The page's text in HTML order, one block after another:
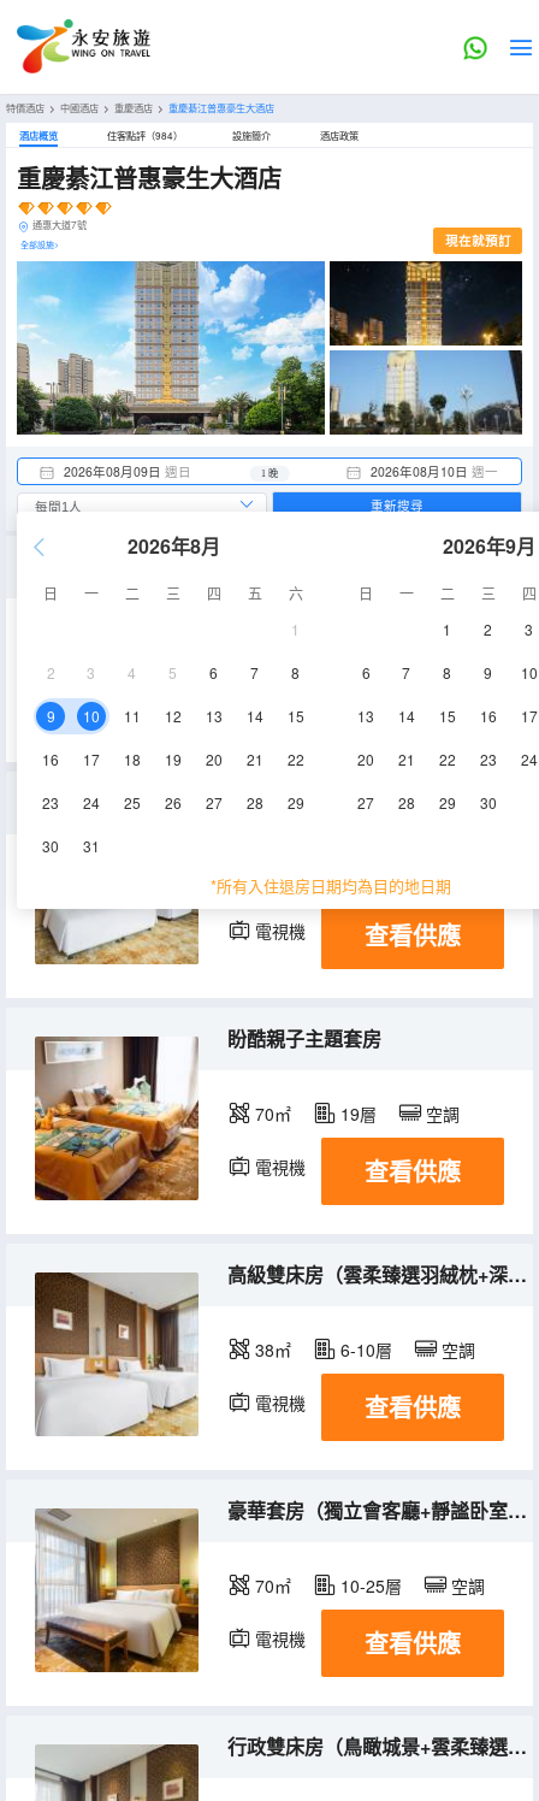
特價酒店 > 中國酒店 > 重慶酒店 > 重慶綦江普惠豪生大酒店
酒店概览 住客點評（984） 設施簡介 酒店政策
重慶綦江普惠豪生大酒店
通惠大道7號
全部設施> 現在就預訂
2026年08月09日 週日 2026年08月10日 週一
1 晚
2026年8月
日 一 二 三 四 五
六
1
2 3 4 5 6 7 8
9 10 11 12 13 14 15
16 17 18 19 20 21 22
23 24 25 26 27 28 29
30 31
2026年9月
日 一 二 三
四
1
2 3
6 7 8 9 10
13 14 15 16 17
20 21 22 23 24
27 28 29 30
*所有入住退房日期均為目的地日期
重新搜尋
空調
50㎡ 6-9層 空調
電視機 冰箱
查看供應
盼酷親子主題套房
70㎡ 19層 空調
電視機 冰箱
查看供應
高級雙床房（雲柔臻選羽絨枕+深泡浴缸+深睡舒適床墊）
38㎡ 6-10層 空調
電視機 冰箱
查看供應
豪華套房（獨立會客廳+靜謐卧室雙分區+深泡浴缸
70㎡ 10-25層 空調
電視機 冰箱
查看供應
行政雙床房（鳥瞰城景+雲柔臻選羽絨枕+深泡浴缸）